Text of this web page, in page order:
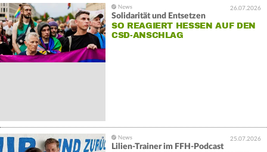
26.07.2026
Solidarität und Entsetzen
SO REAGIERT HESSEN AUF DEN
CSD-ANSCHLAG
25.07.2026
Lilien-Trainer im FFH-Podcast